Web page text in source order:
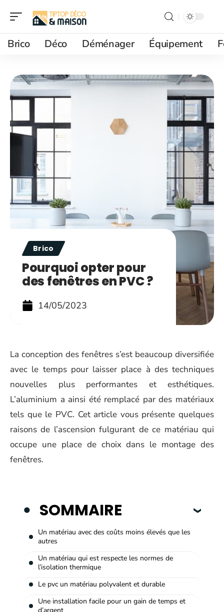
Brico Déco Déménager Équipement
Brico
Pourquoi opter pour
des fenêtres en PVC ?
14/05/2023
La conception des fenêtres s’est beaucoup diversifiée
avec le temps pour laisser place à des techniques
nouvelles plus performantes et esthétiques.
L’aluminium a ainsi été remplacé par des matériaux
tels que le PVC. Cet article vous présente quelques
raisons de l’ascension fulgurant de ce matériau qui
occupe une place de choix dans le montage des
fenêtres.
SOMMAIRE
Un matériau avec des coûts moins élevés que les
autres
Un matériau qui est respecte les normes de
l’isolation thermique
Le pvc un matériau polyvalent et durable
Une installation facile pour un gain de temps et
d’argent